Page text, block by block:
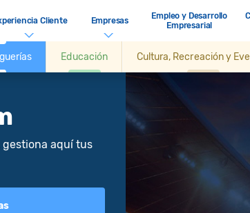
Cliente Empresas
Empleo y Desarrollo
Empresarial
Educación Cultura, Recreación y
gestiona aquí tus